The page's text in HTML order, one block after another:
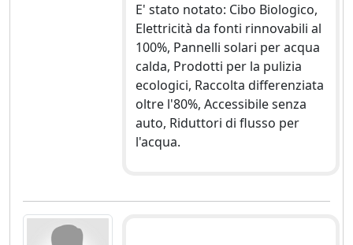
E' stato notato: Cibo Biologico,
Elettricità da fonti rinnovabili al
100%, Pannelli solari per acqua
calda, Prodotti per la pulizia
ecologici, Raccolta differenziata
oltre l'80%, Accessibile senza
auto, Riduttori di flusso per
l'acqua.